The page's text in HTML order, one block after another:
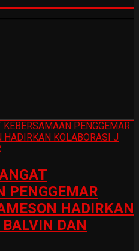
PENGGEMAR
HADIRKAN
DAN